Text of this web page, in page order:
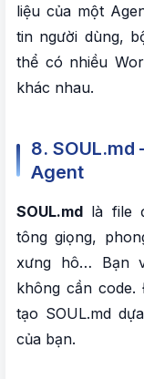
liệu của một
tin người dùng,
thể có nhiều
khác nhau.
8. SOUL.md
Agent
SOUL.md là file
tông giọng,
xưng hô… Bạn
không cần
tạo SOUL.md
của bạn.